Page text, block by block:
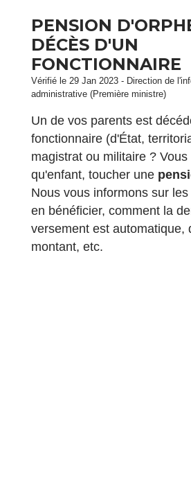
PENSION
DÉCÈS D'UN
FONCTIONNAIRE
Vérifié le 29 Jan 2023 - Direction de
administrative (Première ministre)
Un de vos parents est
fonctionnaire (d'État,
magistrat ou militaire ?
qu'enfant, toucher une
Nous vous informons sur
en bénéficier, comment la
versement est automatique,
montant, etc.